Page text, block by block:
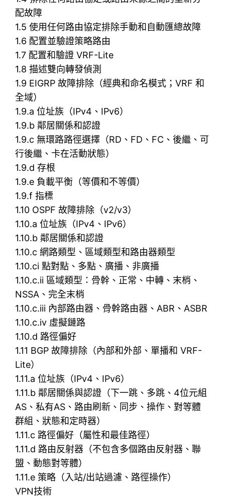
配故障
1.5 使用任何路由協定排除手動和自動匯總故障
1.6 配置並驗證策略路由
1.7 配置和驗證 VRF-Lite
1.8 描述雙向轉發偵測
1.9 EIGRP 故障排除（經典和命名模式；VRF 和
全域）
1.9.a 位址族（IPv4、IPv6）
1.9.b 鄰居關係和認證
1.9.c 無環路路徑選擇（RD、FD、FC、後繼、可
行後繼、卡在活動狀態）
1.9.d 存根
1.9.e 負載平衡（等價和不等價）
1.9.f 指標
1.10 OSPF 故障排除（v2/v3）
1.10.a 位址族（IPv4、IPv6）
1.10.b 鄰居關係和認證
1.10.c 網路類型、區域類型和路由器類型
1.10.ci 點對點、多點、廣播、非廣播
1.10.c.ii 區域類型：骨幹、正常、中轉、末梢、
NSSA、完全末梢
1.10.c.iii 內部路由器、骨幹路由器、ABR、ASBR
1.10.c.iv 虛擬鏈路
1.10.d 路徑偏好
1.11 BGP 故障排除（內部和外部、單播和 VRF-
Lite）
1.11.a 位址族（IPv4、IPv6）
1.11.b 鄰居關係與認證（下一跳、多跳、4位元組
AS、私有AS、路由刷新、同步、操作、對等體
群組、狀態和定時器）
1.11.c 路徑偏好（屬性和最佳路徑）
1.11.d 路由反射器（不包含多個路由反射器、聯
盟、動態對等體）
1.11.e 策略（入站/出站過濾、路徑操作）
VPN技術